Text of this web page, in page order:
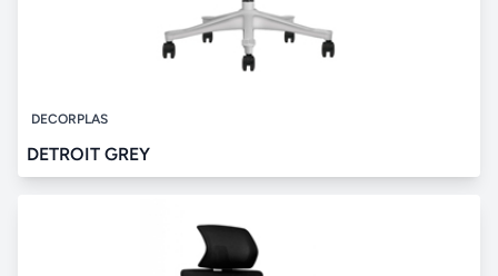
DECORPLAS
DETROIT GREY